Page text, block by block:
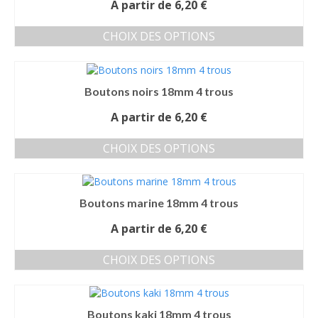
A partir de 6,20 €
CHOIX DES OPTIONS
produit
plusieurs
Les
options
peuvent
choisies
la
page
du
produit
Boutons noirs 18mm 4 trous
A partir de 6,20 €
CHOIX DES OPTIONS
produit
plusieurs
Les
options
peuvent
choisies
Boutons marine 18mm 4 trous
A partir de 6,20 €
CHOIX DES OPTIONS
produit
Boutons kaki 18mm 4 trous